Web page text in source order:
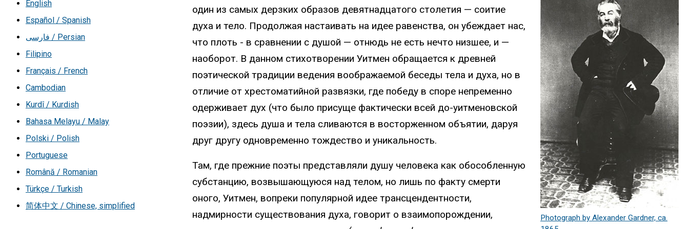
English
Español / Spanish
فارسی / Persian
Filipino
Français / French
Cambodian
Kurdî / Kurdish
Bahasa Melayu / Malay
Polski / Polish
Portuguese
Română / Romanian
Türkçe / Turkish
简体中文 / Chinese, simplified
Photograph by Alexander Gardner, ca.
один из самых дерзких образов девятнадцатого столетия — соитие
духа и телo. Продолжая настаивать на идее равенства, он убеждает нас,
что плоть - в сравнении с душой — отнюдь не есть нечто низшее, и —
наоборот. В данном стихотворении Уитмен обращается к древней
поэтической традиции ведения воображаемой беседы тела и духа, но в
отличие от хрестоматийной развязки, где победу в споре непременно
одерживает дух (что было присуще фактически всей до-уитменовской
поэзии), здесь душа и тела сливаются в восторженном объятии, даруя
друг другу одновременно тождество и уникальность.
Там, где прежние поэты представляли душу человека как обособленную
субстанцию, возвышающуюся над телом, но лишь по факту смерти
оного, Уитмен, вопреки популярной идее трансцендентности,
надмирности существования духа, говорит о взаимопорождении,